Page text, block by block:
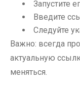
Запустите
Введите
Следуйте
Важно: всегда
актуальную
меняться.